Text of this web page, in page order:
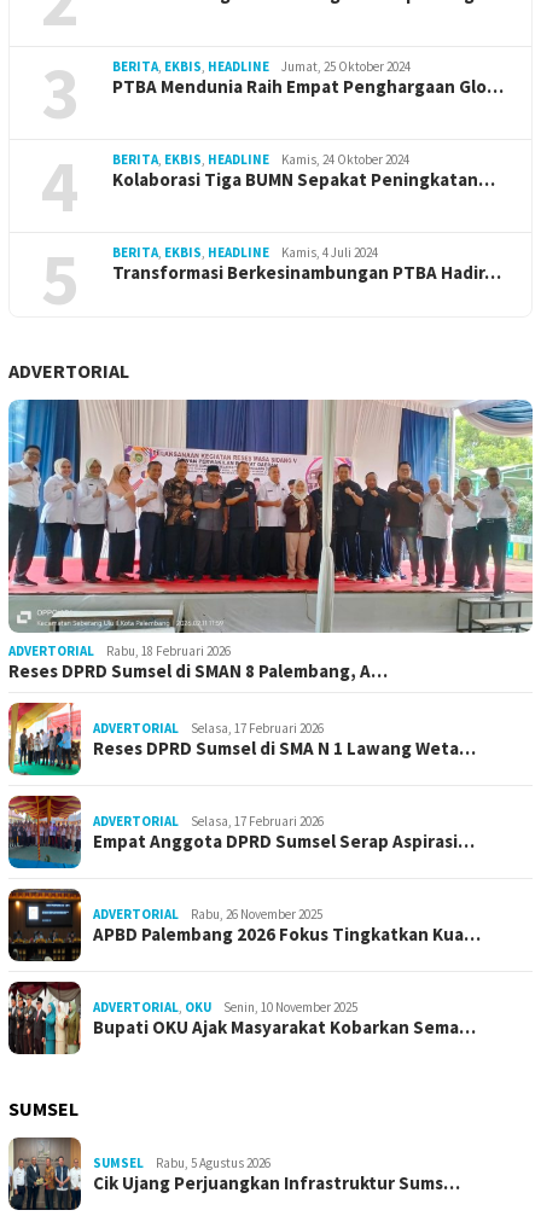
3 BERITA EKBIS HEADLINE Jumat, 25 Oktober 2024
PTBA Mendunia Raih Empat Penghargaan Glo…
4 BERITA EKBIS HEADLINE Kamis, 24 Oktober 2024
Kolaborasi Tiga BUMN Sepakat Peningkatan…
5 BERITA EKBIS HEADLINE Kamis, 4 Juli 2024
Transformasi Berkesinambungan PTBA Hadir…
ADVERTORIAL
ADVERTORIAL Rabu, 18 Februari 2026
Reses DPRD Sumsel di SMAN 8 Palembang, A…
ADVERTORIAL Selasa, 17 Februari 2026
Reses DPRD Sumsel di SMA N 1 Lawang Weta…
ADVERTORIAL Selasa, 17 Februari 2026
Empat Anggota DPRD Sumsel Serap Aspirasi…
ADVERTORIAL Rabu, 26 November 2025
APBD Palembang 2026 Fokus Tingkatkan Kua…
ADVERTORIAL, OKU Senin, 10 November 2025
Bupati OKU Ajak Masyarakat Kobarkan Sema…
SUMSEL
SUMSEL Rabu, 5 Agustus 2026
Cik Ujang Perjuangkan Infrastruktur Sums…